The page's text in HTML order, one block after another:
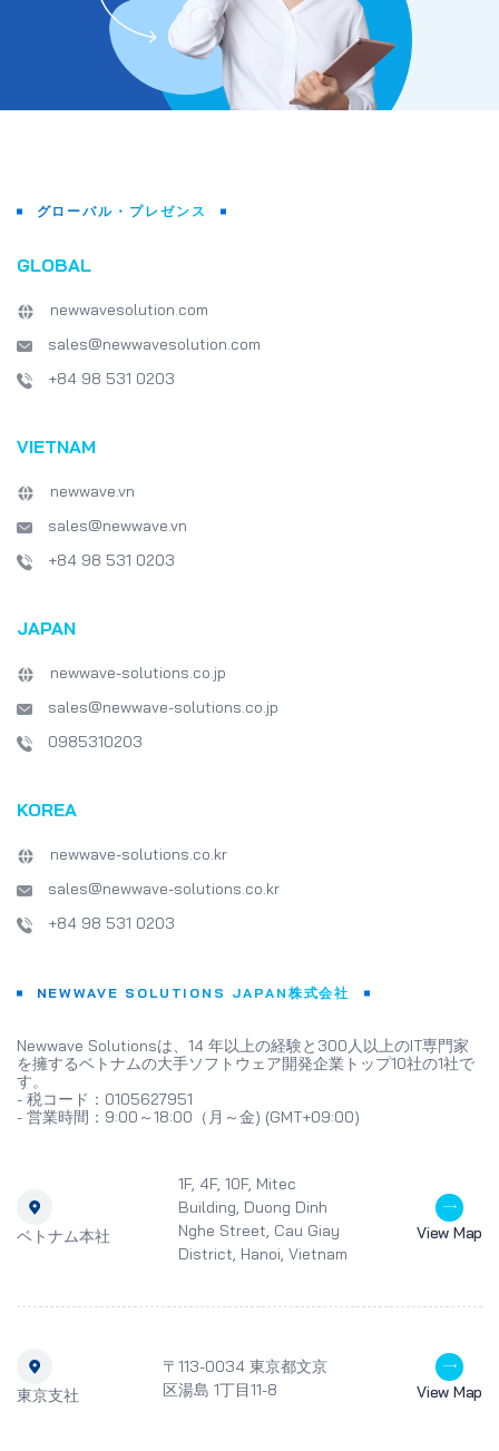
グローバル・プレゼンス
GLOBAL
newwavesolution.com
sales@newwavesolution.com
+84 98 531 0203
VIETNAM
newwave.vn
sales@newwave.vn
+84 98 531 0203
JAPAN
newwave-solutions.co.jp
sales@newwave-solutions.co.jp
0985310203
KOREA
newwave-solutions.co.kr
sales@newwave-solutions.co.kr
+84 98 531 0203
NEWWAVE SOLUTIONS JAPAN株式会社
Newwave Solutionsは、14 年以上の経験と300人以上のIT専門家
を擁するベトナムの大手ソフトウェア開発企業トップ10社の1社で
す。
- 税コード：0105627951
- 営業時間：9:00～18:00（月～金) (GMT+09:00)
ベトナム本社
1F, 4F, 10F, Mitec
Building, Duong Dinh
Nghe Street, Cau Giay
District, Hanoi, Vietnam
View Map
東京支社
〒113-0034 東京都文京
区湯島 1丁目11-8
View Map